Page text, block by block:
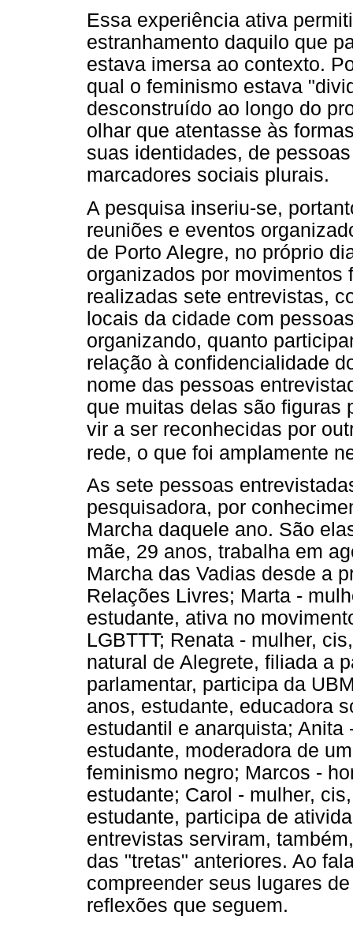
Essa experiência ativa
estranhamento daquilo que
estava imersa ao contexto.
qual o feminismo estava
desconstruído ao longo do
olhar que atentasse às
suas identidades, de
marcadores sociais plurais.
A pesquisa inseriu-se,
reuniões e eventos
de Porto Alegre, no próprio
organizados por movimentos
realizadas sete entrevistas,
locais da cidade com
organizando, quanto
relação à confidencialidade
nome das pessoas
que muitas delas são figuras
vir a ser reconhecidas por
rede, o que foi amplamente
As sete pessoas
pesquisadora, por
Marcha daquele ano. São
mãe, 29 anos, trabalha em
Marcha das Vadias desde a
Relações Livres; Marta -
estudante, ativa no
LGBTTT; Renata - mulher,
natural de Alegrete, filiada a
parlamentar, participa da
anos, estudante, educadora
estudantil e anarquista;
estudante, moderadora de
feminismo negro; Marcos -
estudante; Carol - mulher,
estudante, participa de
entrevistas serviram,
das "tretas" anteriores. Ao
compreender seus lugares
reflexões que seguem.